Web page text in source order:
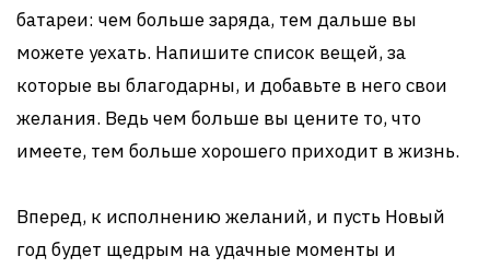
батареи: чем больше заряда, тем дальше вы
можете уехать. Напишите список вещей, за
которые вы благодарны, и добавьте в него свои
желания. Ведь чем больше вы цените то, что
имеете, тем больше хорошего приходит в жизнь.
Вперед, к исполнению желаний, и пусть Новый
год будет щедрым на удачные моменты и